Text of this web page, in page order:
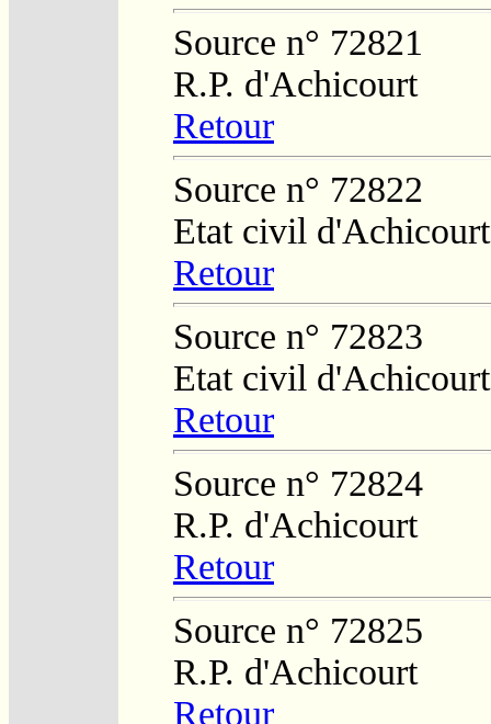
Source n° 72821
R.P. d'Achicourt
Retour
Source n° 72822
Etat civil d'Achicourt
Retour
Source n° 72823
Etat civil d'Achicourt
Retour
Source n° 72824
R.P. d'Achicourt
Retour
Source n° 72825
R.P. d'Achicourt
Retour